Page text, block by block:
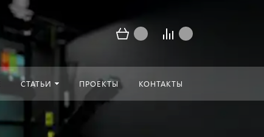
СТАТЬИ ПРОЕКТЫ КОНТАКТЫ